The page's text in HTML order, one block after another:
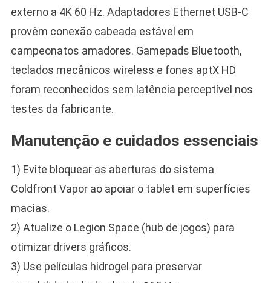
externo a 4K 60 Hz. Adaptadores Ethernet USB-C
provêm conexão cabeada estável em
campeonatos amadores. Gamepads Bluetooth,
teclados mecânicos wireless e fones aptX HD
foram reconhecidos sem latência perceptível nos
testes da fabricante.
Manutenção e cuidados essenciais
1) Evite bloquear as aberturas do sistema
Coldfront Vapor ao apoiar o tablet em superfícies
macias.
2) Atualize o Legion Space (hub de jogos) para
otimizar drivers gráficos.
3) Use películas hidrogel para preservar